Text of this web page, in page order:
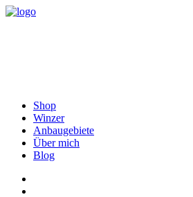
Shop
Winzer
Anbaugebiete
Über mich
Blog